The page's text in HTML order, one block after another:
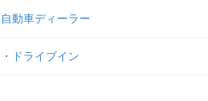
動車ディーラー
ドライブイン